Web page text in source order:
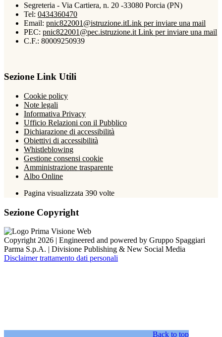
Segreteria - Via Cartiera, n. 20 -33080 Porcia (PN)
Tel: 0434360470
Email: pnic822001@istruzione.itLink per inviare una mail
PEC: pnic822001@pec.istruzione.it Link per inviare una mail
C.F.: 80009250939
Sezione Link Utili
Cookie policy
Note legali
Informativa Privacy
Ufficio Relazioni con il Pubblico
Dichiarazione di accessibilità
Obiettivi di accessibilità
Whistleblowing
Gestione consensi cookie
Amministrazione trasparente
Albo Online
Pagina visualizzata 390 volte
Sezione Copyright
Copyright 2026 | Engineered and powered by Gruppo Spaggiari
Parma S.p.A. | Divisione Publishing & New Social Media
Disclaimer trattamento dati personali
Back to top